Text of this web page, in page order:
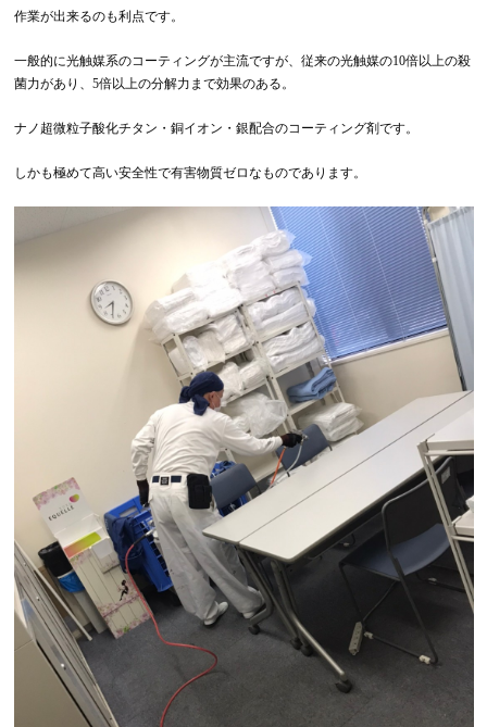
作業が出来るのも利点です。
一般的に光触媒系のコーティングが主流ですが、従来の光触媒の10倍以上の殺
菌力があり、5倍以上の分解力まで効果のある。
ナノ超微粒子酸化チタン・銅イオン・銀配合のコーティング剤です。
しかも極めて高い安全性で有害物質ゼロなものであります。